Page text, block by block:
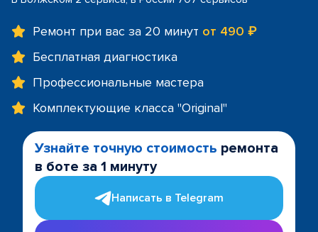
Ремонт при вас за 20 минут от 490 ₽
Бесплатная диагностика
Профессиональные мастера
Комплектующие класса "Original"
Узнайте точную стоимость ремонта
в боте за 1 минуту
Написать в Telegram